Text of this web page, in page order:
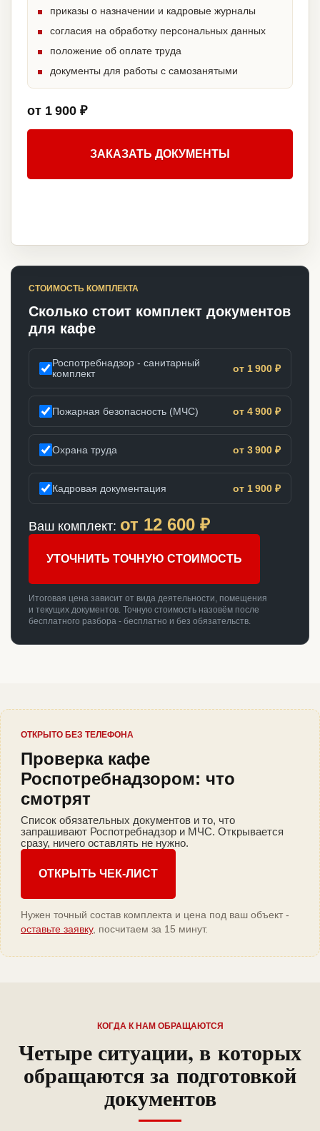
приказы о назначении и кадровые журналы
согласия на обработку персональных данных
положение об оплате труда
документы для работы с самозанятыми
от 1 900 ₽
ЗАКАЗАТЬ ДОКУМЕНТЫ
СТОИМОСТЬ КОМПЛЕКТА
Сколько стоит комплект документов
для кафе
Роспотребнадзор - санитарный
комплект
от 1 900 ₽
Пожарная безопасность (МЧС) от 4 900 ₽
Охрана труда от 3 900 ₽
Кадровая документация от 1 900 ₽
Ваш комплект: от 12 600 ₽
УТОЧНИТЬ ТОЧНУЮ СТОИМОСТЬ
Итоговая цена зависит от вида деятельности, помещения
и текущих документов. Точную стоимость назовём после
бесплатного разбора - бесплатно и без обязательств.
ОТКРЫТО БЕЗ ТЕЛЕФОНА
Проверка кафе
Роспотребнадзором: что
смотрят
Список обязательных документов и то, что
запрашивают Роспотребнадзор и МЧС. Открывается
сразу, ничего оставлять не нужно.
ОТКРЫТЬ ЧЕК-ЛИСТ
Нужен точный состав комплекта и цена под ваш объект -
оставьте заявку, посчитаем за 15 минут.
КОГДА К НАМ ОБРАЩАЮТСЯ
Четыре ситуации, в которых
обращаются за подготовкой
документов